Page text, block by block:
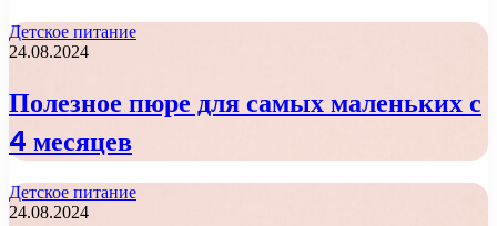
Детское питание
24.08.2024
Полезное пюре для самых маленьких с
4 месяцев
Детское питание
24.08.2024